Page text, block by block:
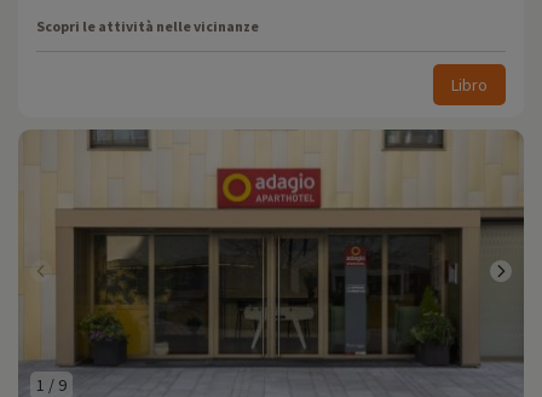
Scopri le attività nelle vicinanze
Libro
1 / 9